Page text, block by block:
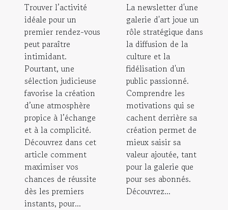
Trouver l’activité
idéale pour un
premier rendez-vous
peut paraître
intimidant.
Pourtant, une
sélection judicieuse
favorise la création
d’une atmosphère
propice à l’échange
et à la complicité.
Découvrez dans cet
article comment
maximiser vos
chances de réussite
dès les premiers
instants, pour...
La newsletter d'une
galerie d'art joue un
rôle stratégique dans
la diffusion de la
culture et la
fidélisation d'un
public passionné.
Comprendre les
motivations qui se
cachent derrière sa
création permet de
mieux saisir sa
valeur ajoutée, tant
pour la galerie que
pour ses abonnés.
Découvrez...